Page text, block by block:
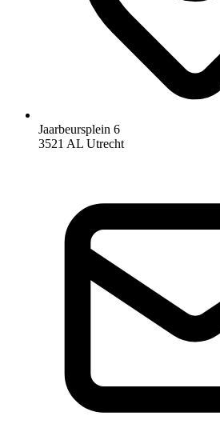
Jaarbeursplein 6
3521 AL Utrecht